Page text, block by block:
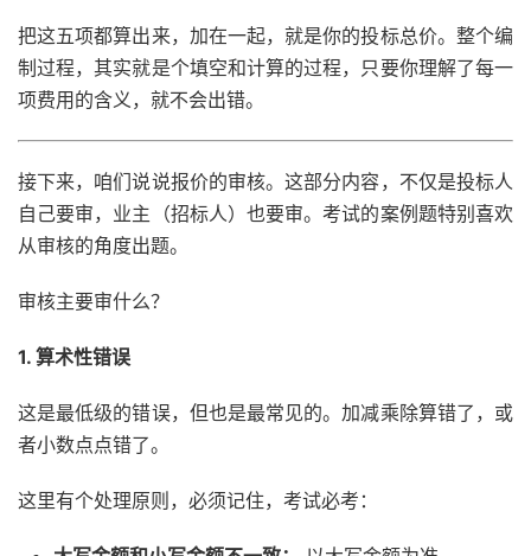
把这五项都算出来，加在一起，就是你的投标总价。整个编
制过程，其实就是个填空和计算的过程，只要你理解了每一
项费用的含义，就不会出错。
接下来，咱们说说报价的审核。这部分内容，不仅是投标人
自己要审，业主（招标人）也要审。考试的案例题特别喜欢
从审核的角度出题。
审核主要审什么？
1. 算术性错误
这是最低级的错误，但也是最常见的。加减乘除算错了，或
者小数点点错了。
这里有个处理原则，必须记住，考试必考：